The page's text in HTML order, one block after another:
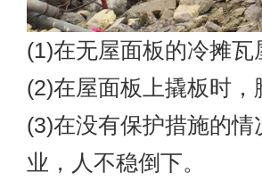
(1)在无屋面板的冷摊
(2)在屋面板上撬板时
(3)在没有保护措施的
业，人不稳倒下。